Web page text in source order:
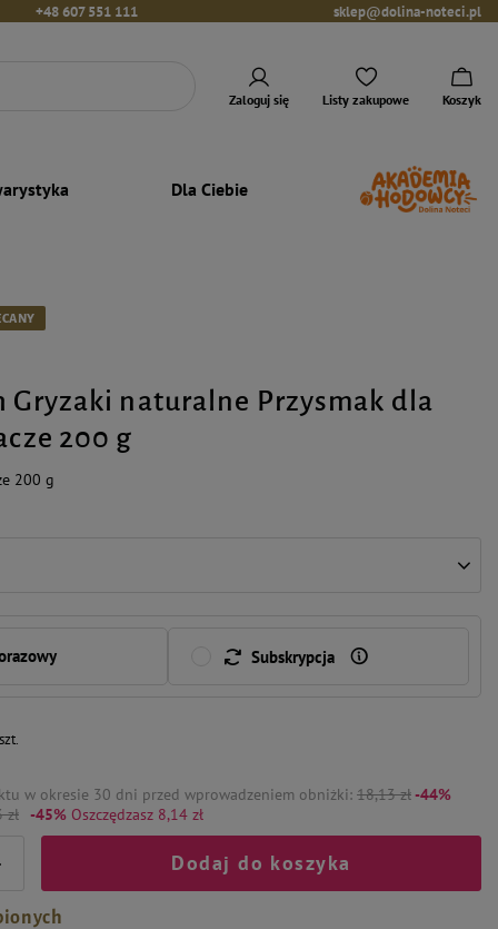
+48 607 551 111 sklep@dolina-noteci.pl
Zaloguj się Listy zakupowe Koszyk
Dla Ciebie
Gryzaki naturalne Przysmak dla
200 g
200 g
Subskrypcja
szt.
w okresie 30 dni przed wprowadzeniem obniżki: 18,13 zł-44%
zł -45% Oszczędzasz 8,14 zł
Dodaj do koszyka